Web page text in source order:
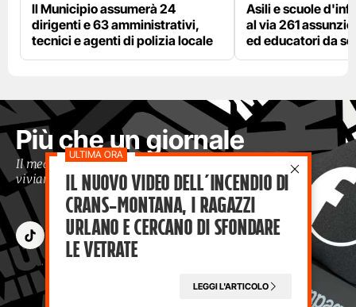
Il Municipio assumerà 24
dirigenti e 63 amministrativi,
tecnici e agenti di polizia locale
Asili e scuole
al via 261
ed educatori da
Più che un giornale
Il media che racconta il tempo in cui
viviamo con occhi moderni
Il nuovo video dell’incendio di
Crans-Montana, i ragazzi
Urlano e cercano di sfondare
le vetrate
LEGGI L'ARTICOLO